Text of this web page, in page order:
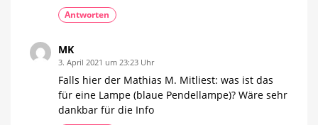
Antworten
MK
3. April 2021 um 23:23 Uhr
Falls hier der Mathias M. Mitliest: was ist das
für eine Lampe (blaue Pendellampe)? Wäre sehr
dankbar für die Info